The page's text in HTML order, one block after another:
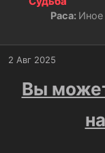
ч
Раса: Иное
2 Авг 2025
Вы